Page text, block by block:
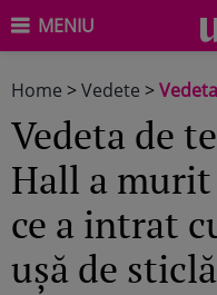
MENIU
Home >Vedete >Vedeta de
Vedeta de
Hall a
ce a intrat
ușă de sticlă